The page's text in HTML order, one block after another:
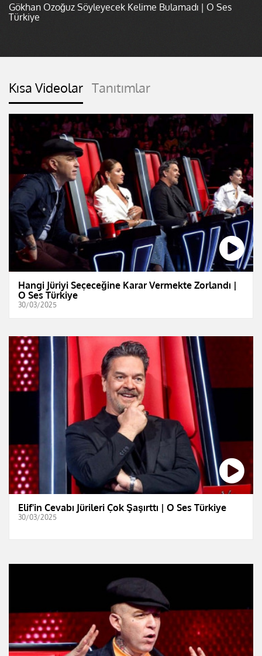
Gökhan Özoğuz Söyleyecek Kelime Bulamadı | O Ses
Türkiye
Kısa Videolar Tanıtımlar
Hangi Jüriyi Seçeceğine Karar Vermekte Zorlandı |
O Ses Türkiye
30/03/2025
Elif'in Cevabı Jürileri Çok Şaşırttı | O Ses Türkiye
30/03/2025